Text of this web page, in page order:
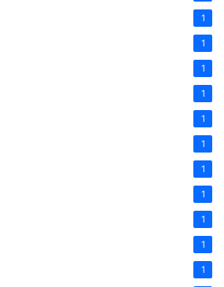
1
1
1
1
1
1
1
1
1
1
1